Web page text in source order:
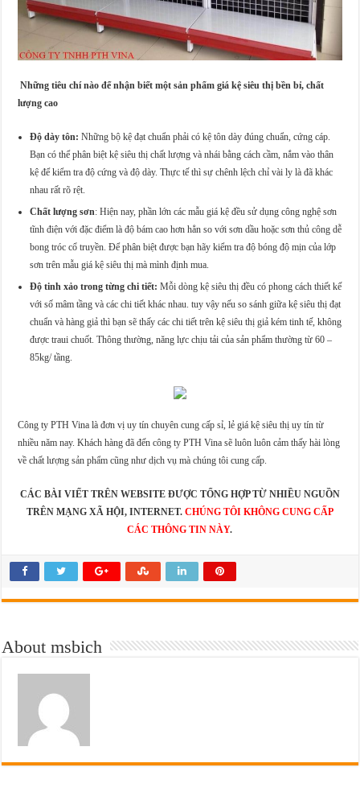
Những tiêu chí nào để nhận biết một sản phẩm giá kệ siêu thị bền bỉ, chất
lượng cao
Độ dày tôn: Những bộ kệ đạt chuẩn phải có kệ tôn dày đúng chuẩn, cứng cáp.
Bạn có thể phân biệt kệ siêu thị chất lượng và nhái bằng cách cầm, nắm vào thân
kệ để kiểm tra độ cứng và độ dày. Thực tế thì sự chênh lệch chỉ vài ly là đã khác
nhau rất rõ rệt.
Chất lượng sơn: Hiện nay, phần lớn các mẫu giá kệ đều sử dụng công nghệ sơn
tĩnh điện với đặc điểm là độ bám cao hơn hẳn so với sơn dầu hoặc sơn thủ công dễ
bong tróc cổ truyền. Để phân biệt được bạn hãy kiểm tra độ bóng độ mịn của lớp
sơn trên mẫu giá kệ siêu thị mà mình định mua.
Độ tinh xảo trong từng chi tiết: Mỗi dòng kệ siêu thị đều có phong cách thiết kế
với số mâm tầng và các chi tiết khác nhau. tuy vậy nếu so sánh giữa kệ siêu thị đạt
chuẩn và hàng giả thì bạn sẽ thấy các chi tiết trên kệ siêu thị giả kém tinh tế, không
được traui chuốt. Thông thường, năng lực chịu tải của sản phẩm thường từ 60 –
85kg/ tầng.
Công ty PTH Vina là đơn vị uy tín chuyên cung cấp sỉ, lẻ giá kệ siêu thị uy tín từ
nhiều năm nay. Khách hàng đã đến công ty PTH Vina sẽ luôn luôn cảm thấy hài lòng
về chất lượng sản phẩm cũng như dịch vụ mà chúng tôi cung cấp.
CÁC BÀI VIẾT TRÊN WEBSITE ĐƯỢC TỔNG HỢP TỪ NHIỀU NGUỒN
TRÊN MẠNG XÃ HỘI, INTERNET. CHÚNG TÔI KHÔNG CUNG CẤP
CÁC THÔNG TIN NÀY.
About msbich